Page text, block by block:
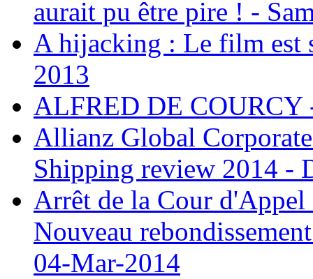
aurait pu être pire ! -
A hijacking : Le film est
2013
ALFRED DE COURCY
Allianz Global
Shipping review 2014 -
Arrêt de la Cour
Nouveau
04-Mar-2014